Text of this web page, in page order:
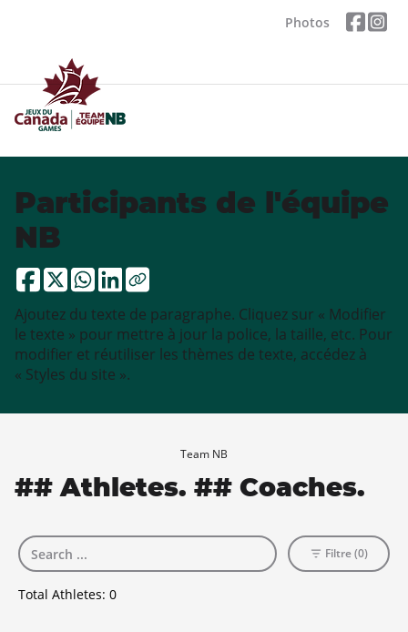
Photos
Participants de l'équipe
NB
Ajoutez du texte de paragraphe. Cliquez sur « Modifier
le texte » pour mettre à jour la police, la taille, etc. Pour
modifier et réutiliser les thèmes de texte, accédez à
« Styles du site ».
Team NB
## Athletes. ## Coaches.
Total Athletes: 0
Filtre (0)